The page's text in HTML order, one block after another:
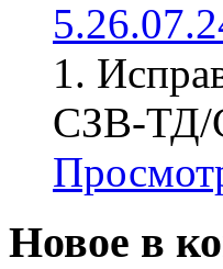
1.
СЗВ-
Новое в